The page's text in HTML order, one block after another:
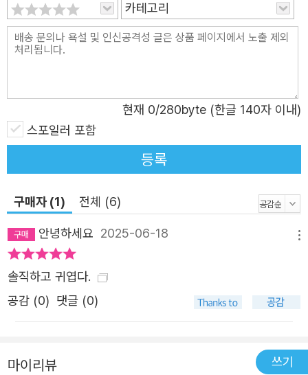
각형 숲”(「꿈동산」), 시집의 물성을 띤 그곳에 늘 비인간 존
재가 널뛴다는 점을 떠올릴 때 ‘나’의 주체가 인간 화자뿐 아
니라 동물과 사물, 글자로까지 나아가는 것 또한 자연스러운
계”(「꿈의 기계」), “꽃집에서 사귄 시클라멘 화분”(「값」), “손
쉬운 실타래”(「실타래들」), “진실한 상자”(「상자들」)로 변한
다는 점이다. 마치 빙의를 연상시키는 이러한 시적 장치는
인간이 뒤집어쓴 얄팍한 허물이 이 시집을 통해 탈락되어갈
것임을 암시한다. 「뱀」에 따르면 “허물이라는 말에는 두 가
지 뜻이 있으며 허물의 주인들은 그 두 가지 모두를 감내한
다”. 주지하다시피 첫번째는 ‘살갗을 덮은 껍질’, 두번째는
‘잘못 저지른 실수’를 뜻한다. 살갗을 덮은 껍질이 곧 실수라
는 인식은 태초부터 원죄를 품고 태어난 인간 존재에 대한
자각으로 읽힌다. 2부의 제목이기도 한 ‘옷’은 이러한 몸을
보호하는 동시에 감추는 역할을 수행한다. 허물을 벗은 몸이
서에 순응하기 위한 방편인 셈이다. “처음 이것을 입었을 때
카테고리
현재 0/280byte (한글 140자 이내)
스포일러 포함
등록
구매자 (1) 전체 (6)
안녕하세요 2025-06-18
솔직하고 귀엽다.
공감 (0) 댓글 (0)
마이리뷰 쓰기